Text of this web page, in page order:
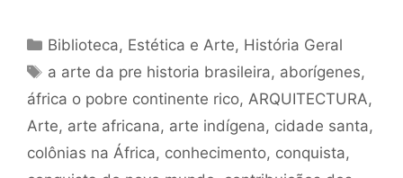
Categorias
Biblioteca, Estética e Arte, História Geral
Tags
a arte da pre historia brasileira, aborígenes,
áfrica o pobre continente rico, ARQUITECTURA,
Arte, arte africana, arte indígena, cidade santa,
colônias na África, conhecimento, conquista,